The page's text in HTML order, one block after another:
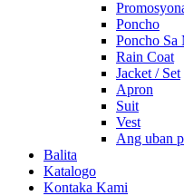
Poncho
Poncho Sa
Rain Coat
Jacket / Set
Apron
Suit
Vest
Ang uban
Balita
Katalogo
Kontaka Kami